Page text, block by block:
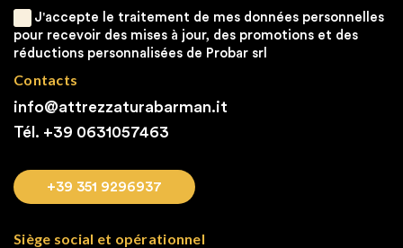
J'accepte le traitement de mes données personnelles
pour recevoir des mises à jour, des promotions et des
réductions personnalisées de Probar srl
Contacts
info@attrezzaturabarman.it
Tél. +39 0631057463
+39 351 9296937
Siège social et opérationnel